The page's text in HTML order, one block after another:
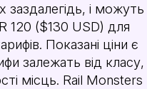
заздалегідь, і можуть
120 ($130 USD) для
Показані ціни є
залежать від класу,
місць. Rail Monsters